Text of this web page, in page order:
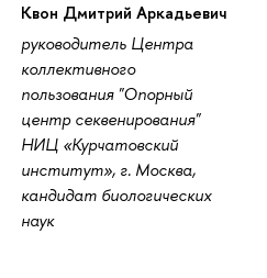
Квон Дмитрий Аркадьевич
руководитель Центра
коллективного
пользования "Опорный
центр секвенирования"
НИЦ «Курчатовский
институт», г. Москва,
кандидат биологических
наук